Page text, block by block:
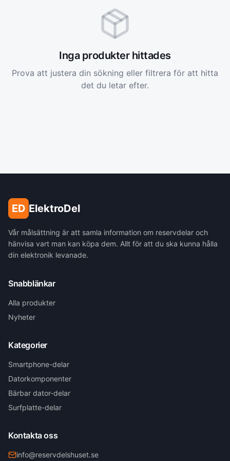
Inga produkter hittades
Prova att justera din sökning eller filtrera för att hitta
det du letar efter.
ED ElektroDel
Vår målsättning är att samla information om reservdelar och
hänvisa vart man kan köpa dem. Allt för att du ska kunna hålla
din elektronik levanade.
Snabblänkar
Alla produkter
Nyheter
Kategorier
Smartphone-delar
Datorkomponenter
Bärbar dator-delar
Surfplatte-delar
Kontakta oss
info@reservdelshuset.se